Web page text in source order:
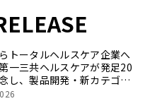
トータルヘルスケア企業へ
一三共ヘルスケアが発足20
し、製品開発・新カテゴリ
や旧社統合時のエピソード